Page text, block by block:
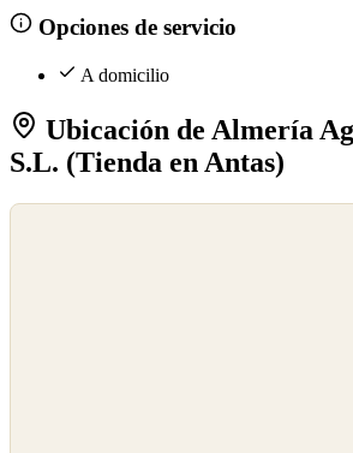
Opciones de servicio
A domicilio
Ubicación de Almería
S.L. (Tienda en Antas)